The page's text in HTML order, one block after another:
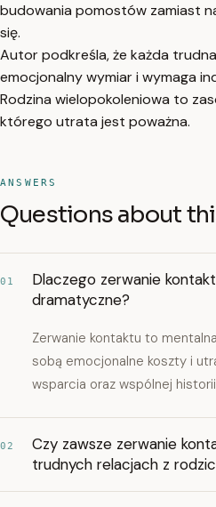
budowania pomostów zamiast
się.
Autor podkreśla, że każda
emocjonalny wymiar i wymaga
Rodzina wielopokoleniowa to
którego utrata jest poważna.
ANSWERS
Questions about
01
Dlaczego zerwanie
dramatyczne?
Zerwanie kontaktu to
sobą emocjonalne koszty i
wsparcia oraz wspólnej
02
Czy zawsze zerwanie
trudnych relacjach z